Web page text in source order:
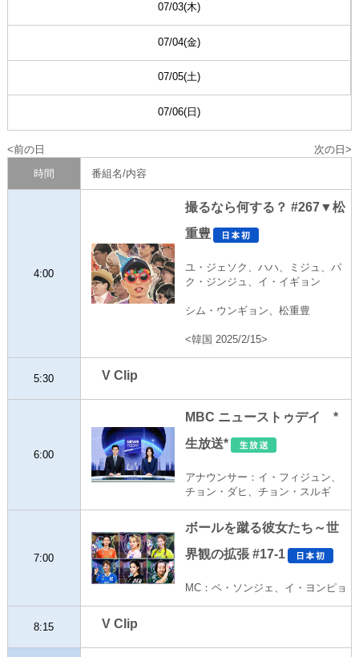
07/03(木)
07/04(金)
07/05(土)
07/06(日)
前の日
次の日
時間
番組名/内容
4:00
撮るなら何する？ #267▼松
重豊
ユ・ジェソク、ハハ、ミジュ、パ
ク・ジンジュ、イ・イギョン
シム・ウンギョン、松重豊
<韓国 2025/2/15>
5:30 V Clip
6:00
MBC ニューストゥデイ *
生放送*
アナウンサー：イ・フィジュン、
チョン・ダヒ、チョン・スルギ
7:00
ボールを蹴る彼女たち～世
界観の拡張 #17-1
MC：ペ・ソンジェ、イ・ヨンピョ
8:15 V Clip